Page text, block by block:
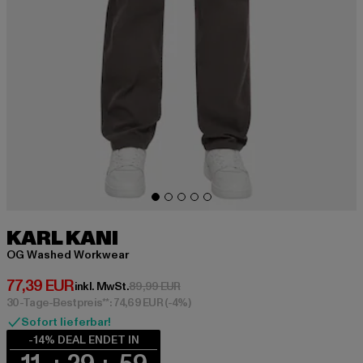
KARL KANI
OG Washed Workwear
77,39 EUR
Derzeitiger Preis: 77,39 EUR
inkl. MwSt.89,99 EURAktionspreis: 89,99 EUR
30-Tage-Bestpreis**: 74,69 EUR(-4%)
Sofort lieferbar!
-14% DEAL ENDET IN